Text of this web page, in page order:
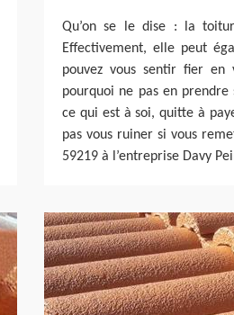
Qu’on se le dise : la
Effectivement, elle peut
pouvez vous sentir fier
pourquoi ne pas en prendre
ce qui est à soi, quitte à
pas vous ruiner si vous
59219 à l’entreprise Davy